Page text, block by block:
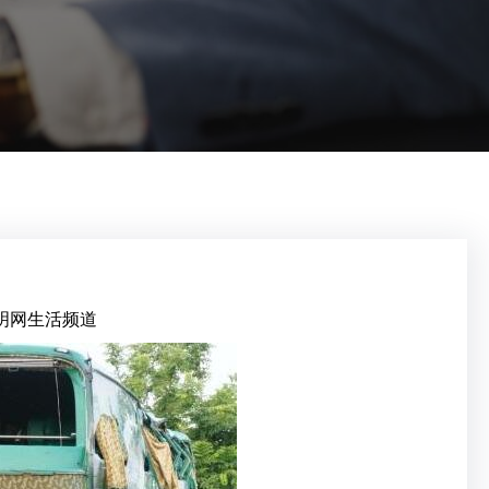
网生活频道